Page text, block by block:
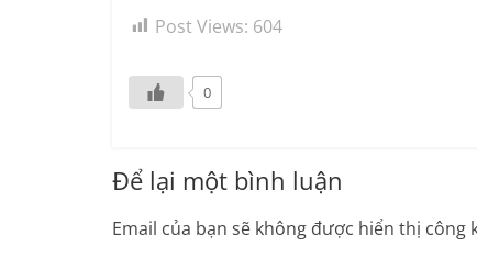
Post Views: 604
0
Để lại một bình luận
Email của bạn sẽ không được hiển thị công